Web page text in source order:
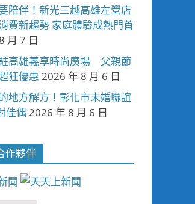
陪伴！新光三越高雄左營店
費新趨勢 家庭體驗成熱門首
月 7 日
高雄義享時尚廣場 父親節
狂優惠 2026 年 8 月 6 日
地方解方！彰化市未婚聯誼
佳偶 2026 年 8 月 6 日
作夥伴